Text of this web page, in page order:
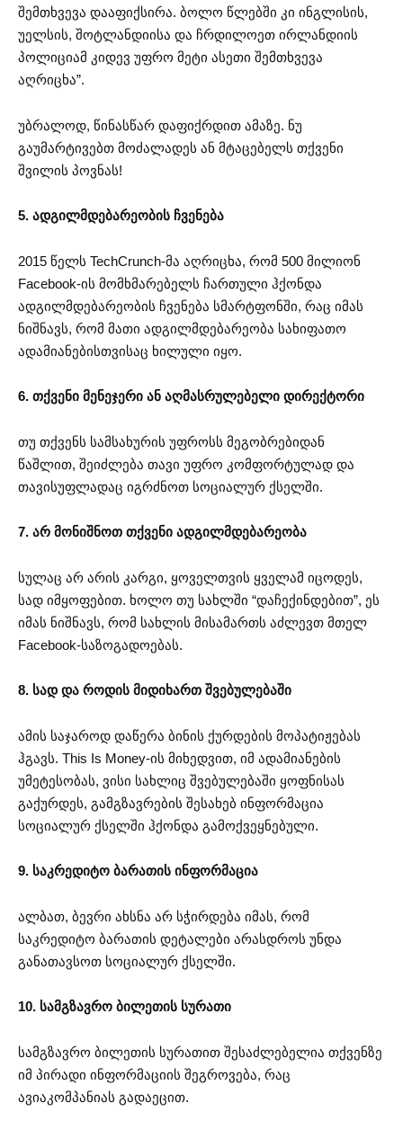
შემთხვევა დააფიქსირა. ბოლო წლებში კი ინგლისის,
უელსის, შოტლანდიისა და ჩრდილოეთ ირლანდიის
პოლიციამ კიდევ უფრო მეტი ასეთი შემთხვევა
აღრიცხა”.
უბრალოდ, წინასწარ დაფიქრდით ამაზე. ნუ
გაუმარტივებთ მოძალადეს ან მტაცებელს თქვენი
შვილის პოვნას!
5. ადგილმდებარეობის ჩვენება
2015 წელს TechCrunch-მა აღრიცხა, რომ 500 მილიონ
Facebook-ის მომხმარებელს ჩართული ჰქონდა
ადგილმდებარეობის ჩვენება სმარტფონში, რაც იმას
ნიშნავს, რომ მათი ადგილმდებარეობა სახიფათო
ადამიანებისთვისაც ხილული იყო.
6. თქვენი მენეჯერი ან აღმასრულებელი დირექტორი
თუ თქვენს სამსახურის უფროსს მეგობრებიდან
წაშლით, შეიძლება თავი უფრო კომფორტულად და
თავისუფლადაც იგრძნოთ სოციალურ ქსელში.
7. არ მონიშნოთ თქვენი ადგილმდებარეობა
სულაც არ არის კარგი, ყოველთვის ყველამ იცოდეს,
სად იმყოფებით. ხოლო თუ სახლში “დაჩექინდებით”, ეს
იმას ნიშნავს, რომ სახლის მისამართს აძლევთ მთელ
Facebook-საზოგადოებას.
8. სად და როდის მიდიხართ შვებულებაში
ამის საჯაროდ დაწერა ბინის ქურდების მოპატიჟებას
ჰგავს. This Is Money-ის მიხედვით, იმ ადამიანების
უმეტესობას, ვისი სახლიც შვებულებაში ყოფნისას
გაქურდეს, გამგზავრების შესახებ ინფორმაცია
სოციალურ ქსელში ჰქონდა გამოქვეყნებული.
9. საკრედიტო ბარათის ინფორმაცია
ალბათ, ბევრი ახსნა არ სჭირდება იმას, რომ
საკრედიტო ბარათის დეტალები არასდროს უნდა
განათავსოთ სოციალურ ქსელში.
10. სამგზავრო ბილეთის სურათი
სამგზავრო ბილეთის სურათით შესაძლებელია თქვენზე
იმ პირადი ინფორმაციის შეგროვება, რაც
ავიაკომპანიას გადაეცით.